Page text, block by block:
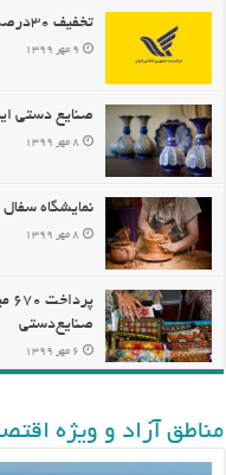
تخفیف ۳۰درصدی برای پست صنایع دستی
۹ مهر ۱۳۹۹
صنایع دستی
۸ مهر ۱۳۹۹
نمایشگاه
۸ مهر ۱۳۹۹
صنایع‌دستی
۶ مهر ۱۳۹۹
مناطق آزاد و ویژه